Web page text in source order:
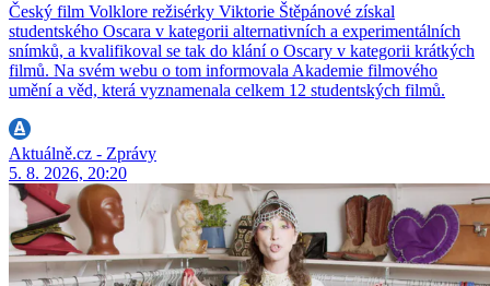
Český film Volklore režisérky Viktorie Štěpánové získal
studentského Oscara v kategorii alternativních a experimentálních
snímků, a kvalifikoval se tak do klání o Oscary v kategorii krátkých
filmů. Na svém webu o tom informovala Akademie filmového
umění a věd, která vyznamenala celkem 12 studentských filmů.
Aktuálně.cz - Zprávy
5. 8. 2026, 20:20